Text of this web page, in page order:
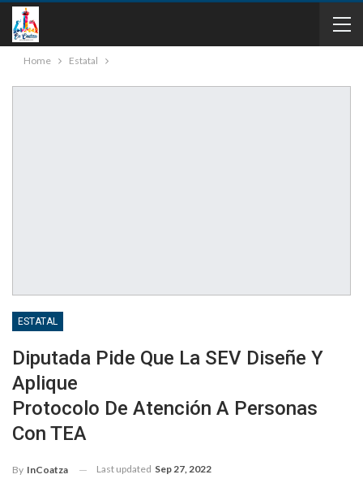
Home Estatal
ESTATAL
Diputada Pide Que La SEV Diseñe Y
Aplique
Protocolo De Atención A Personas
Con TEA
By InCoatza Last updated Sep 27, 2022